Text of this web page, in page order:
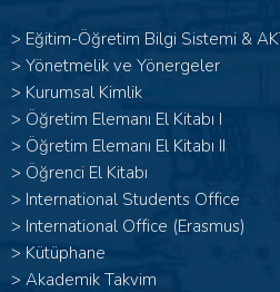
> Eğitim-Öğretim Bilgi Sistemi &
> Yönetmelik ve Yönergeler
> Kurumsal Kimlik
> Öğretim Elemanı El Kitabı I
> Öğretim Elemanı El Kitabı II
> Öğrenci El Kitabı
> International Students Office
> International Office (Erasmus)
> Kütüphane
> Akademik Takvim